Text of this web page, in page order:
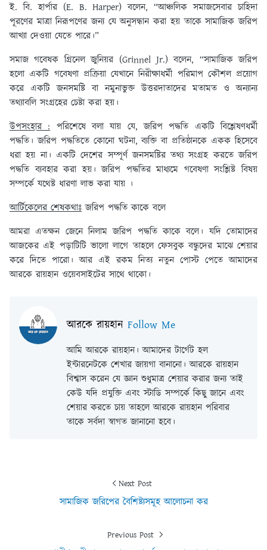
ই. বি. হার্পার (E. B. Harper) বলেন, “আঞ্চলিক সমাজসেবার চাহিদা
পূরণের মাত্রা নিরূপণের জন্য যে অনুসন্ধান করা হয় তাকে সামাজিক জরিপ
আখ্যা দেওয়া যেতে পারে।”
সমাজ গবেষক গ্রিনেল জুনিয়র (Grinnel Jr.) বলেন, “সামাজিক জরিপ
হলো একটি গবেষণা প্রক্রিয়া যেখানে নিরীক্ষাধর্মী পরিমাপ কৌশল প্রয়োগ
করে একটি জনসমষ্টি বা নমুনাভুক্ত উত্তরদাতাদের মতামত ও অন্যান্য
তথ্যাবলি সংগ্রহের চেষ্টা করা হয়।
উপসংহার :পরিশেষে বলা যায় যে, জরিপ পদ্ধতি একটি বিশ্লেষণধর্মী
পদ্ধতি। জরিপ পদ্ধতিতে কোনো ঘটনা, ব্যক্তি বা প্রতিষ্ঠানকে একক হিসেবে
ধরা হয় না। একটি দেশের সম্পূর্ণ জনসমষ্টির তথ্য সংগ্রহ করতে জরিপ
পদ্ধতি ব্যবহার করা হয়। জরিপ পদ্ধতির মাধ্যমে গবেষণা সংশ্লিষ্ট বিষয়
সম্পর্কে যথেষ্ট ধারণা লাভ করা যায় ।
আর্টিকেলের শেষকথাঃ জরিপ পদ্ধতি কাকে বলে
আমরা এতক্ষন জেনে নিলাম জরিপ পদ্ধতি কাকে বলে। যদি তোমাদের
আজকের এই পড়াটিটি ভালো লাগে তাহলে ফেসবুক বন্ধুদের মাঝে শেয়ার
করে দিতে পারো। আর এই রকম নিত্য নতুন পোস্ট পেতে আমাদের
আরকে রায়হান ওয়েবসাইটের সাথে থাকো।
আরকে রায়হান Follow Me
আমি আরকে রায়হান। আমাদের টার্গেট হল
ইন্টারনেটকে শেখার জায়গা বানানো। আরকে রায়হান
বিশ্বাস করেন যে জ্ঞান শুধুমাত্র শেয়ার করার জন্য তাই
কেউ যদি প্রযুক্তি এবং স্টাডি সম্পর্কে কিছু জানে এবং
শেয়ার করতে চায় তাহলে আরকে রায়হান পরিবার
তাকে সর্বদা স্বাগত জানানো হবে।
Next Post
সামাজিক জরিপের বৈশিষ্ট্যসমূহ আলোচনা কর
Previous Post